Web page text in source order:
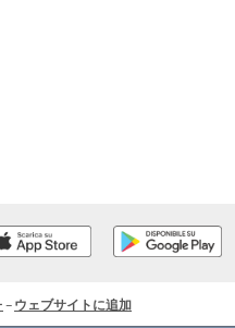
–ウェブサイトに追加